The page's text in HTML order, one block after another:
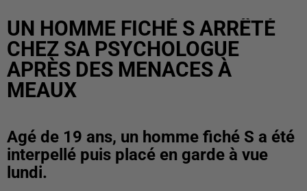
UN HOMME FICHÉ S ARRÊTÉ
CHEZ SA PSYCHOLOGUE
APRÈS DES MENACES À
MEAUX
Agé de 19 ans, un homme fiché S a été
interpellé puis placé en garde à vue
lundi.